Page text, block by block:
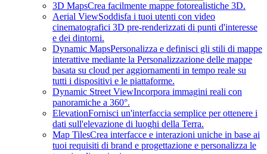
3D MapsCrea facilmente mappe fotorealistiche 3D.
Aerial ViewSoddisfa i tuoi utenti con video
cinematografici 3D pre-renderizzati di punti d'interesse
e dei dintorni.
Dynamic MapsPersonalizza e definisci gli stili di mappe
interattive mediante la Personalizzazione delle mappe
basata su cloud per aggiornamenti in tempo reale su
tutti i dispositivi e le piattaforme.
Dynamic Street ViewIncorpora immagini reali con
panoramiche a 360°.
ElevationFornisci un'interfaccia semplice per ottenere i
dati sull'elevazione di luoghi della Terra.
Map TilesCrea interfacce e interazioni uniche in base ai
tuoi requisiti di brand e progettazione e personalizza le